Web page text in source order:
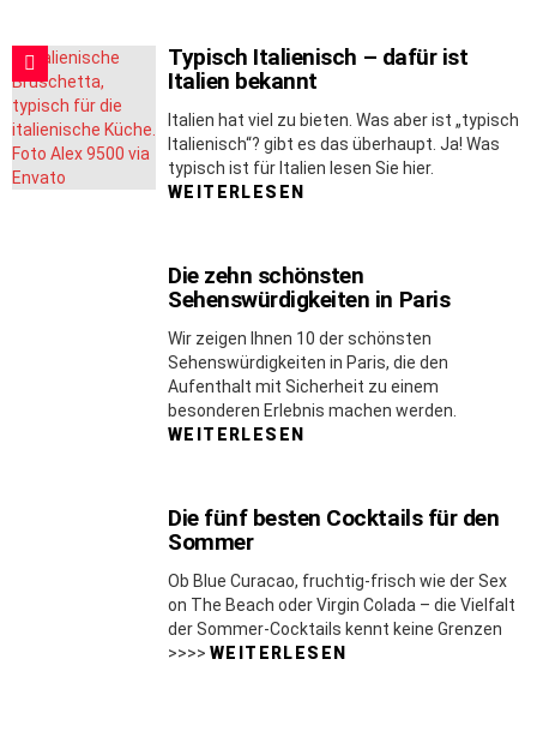
Typisch Italienisch – dafür ist
Italien bekannt
Italien hat viel zu bieten. Was aber ist „typisch
Italienisch“? gibt es das überhaupt. Ja! Was
typisch ist für Italien lesen Sie hier.
WEITERLESEN
Die zehn schönsten
Sehenswürdigkeiten in Paris
Wir zeigen Ihnen 10 der schönsten
Sehenswürdigkeiten in Paris, die den
Aufenthalt mit Sicherheit zu einem
besonderen Erlebnis machen werden.
WEITERLESEN
Die fünf besten Cocktails für den
Sommer
Ob Blue Curacao, fruchtig-frisch wie der Sex
on The Beach oder Virgin Colada – die Vielfalt
der Sommer-Cocktails kennt keine Grenzen
>>>> WEITERLESEN